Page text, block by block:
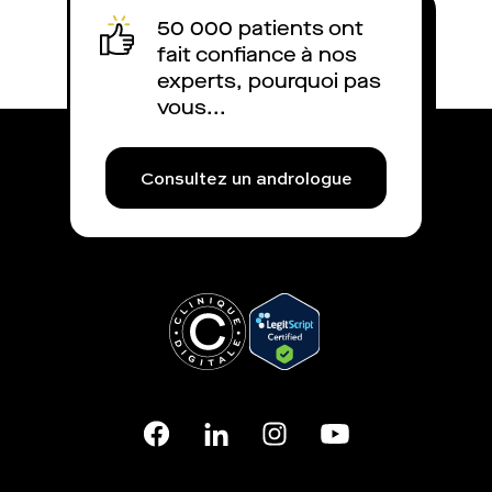
50 000 patients ont
fait confiance à nos
experts, pourquoi pas
vous...
Consultez un andrologue